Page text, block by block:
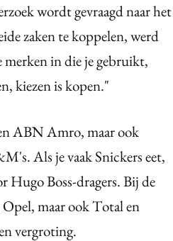
wordt gevraagd naar het
zaken te koppelen, werd
in die je gebruikt,
kiezen is kopen."
ABN Amro, maar ook
Als je vaak Snickers eet,
Hugo Boss-dragers. Bij de
maar ook Total en
vergroting.